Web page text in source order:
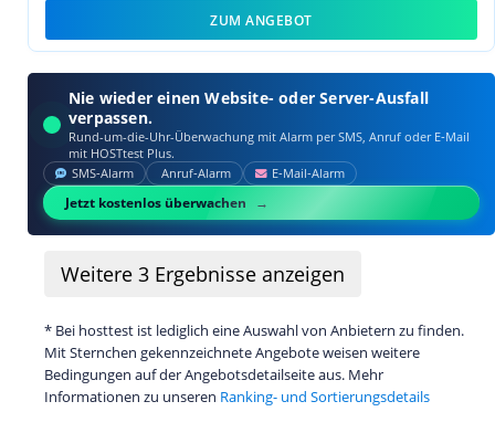
ZUM ANGEBOT
Nie wieder einen Website- oder Server-Ausfall
verpassen.
Rund-um-die-Uhr-Überwachung mit Alarm per SMS, Anruf oder E‑Mail
mit HOSTtest Plus.
SMS‑Alarm Anruf‑Alarm E‑Mail‑Alarm
Jetzt kostenlos überwachen
Weitere 3 Ergebnisse anzeigen
* Bei hosttest ist lediglich eine Auswahl von Anbietern zu finden.
Mit Sternchen gekennzeichnete Angebote weisen weitere
Bedingungen auf der Angebotsdetailseite aus. Mehr
Informationen zu unseren Ranking- und Sortierungsdetails